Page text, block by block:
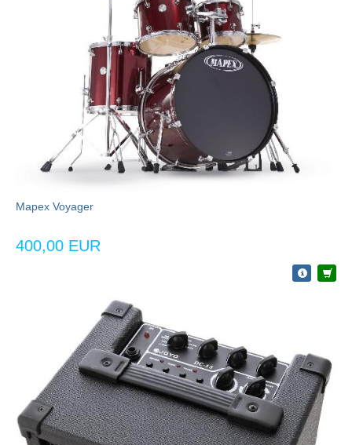
Mapex Voyager
400,00 EUR